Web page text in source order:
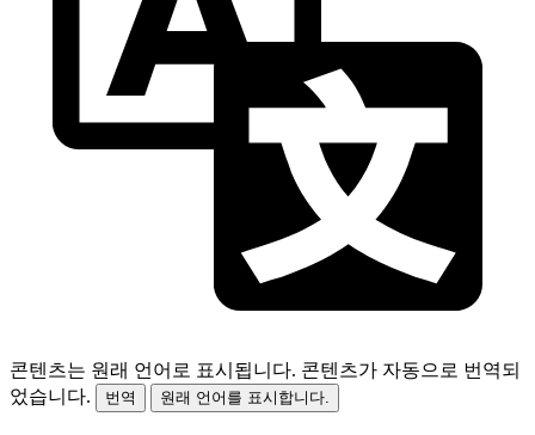
콘텐츠는 원래 언어로 표시됩니다. 콘텐츠가 자동으로 번역되
었습니다.
번역 원래 언어를 표시합니다.